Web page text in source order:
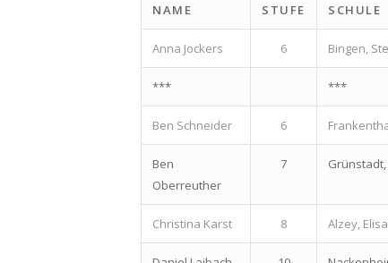
NAME STUFE SCHULE
Anna Jockers 6 Bingen,
*** ***
Ben Schneider 6
Ben
Oberreuther
7
Christina Karst 8 Alzey,